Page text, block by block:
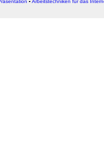
▪ Arbeitstechniken für das